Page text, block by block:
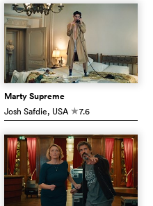
c6.4
Marty Supreme
Josh Safdie, USA c7.6